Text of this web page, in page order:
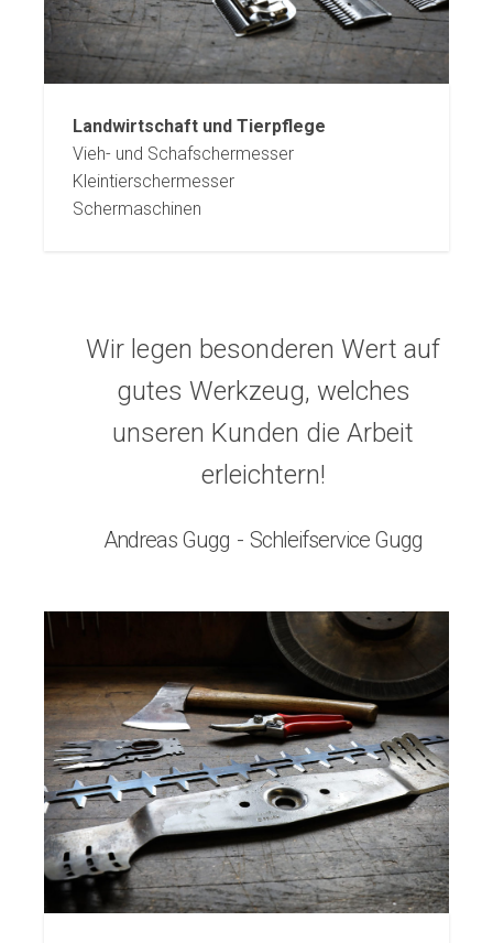
Landwirtschaft und Tierpflege
Vieh- und Schafschermesser
Kleintierschermesser
Schermaschinen
Wir legen besonderen Wert auf
gutes Werkzeug, welches
unseren Kunden die Arbeit
erleichtern!
Andreas Gugg Schleifservice Gugg